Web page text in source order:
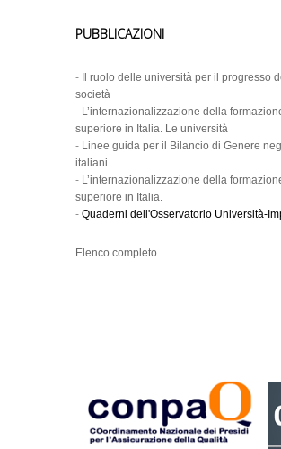
PUBBLICAZIONI
-
Il ruolo delle università per il progresso
società
- L’internazionalizzazione della
superiore in Italia. Le università
- Linee guida per il Bilancio di Genere
italiani
- L’internazionalizzazione della
superiore in Italia.
- Quaderni dell'Osservatorio Università-
Elenco completo